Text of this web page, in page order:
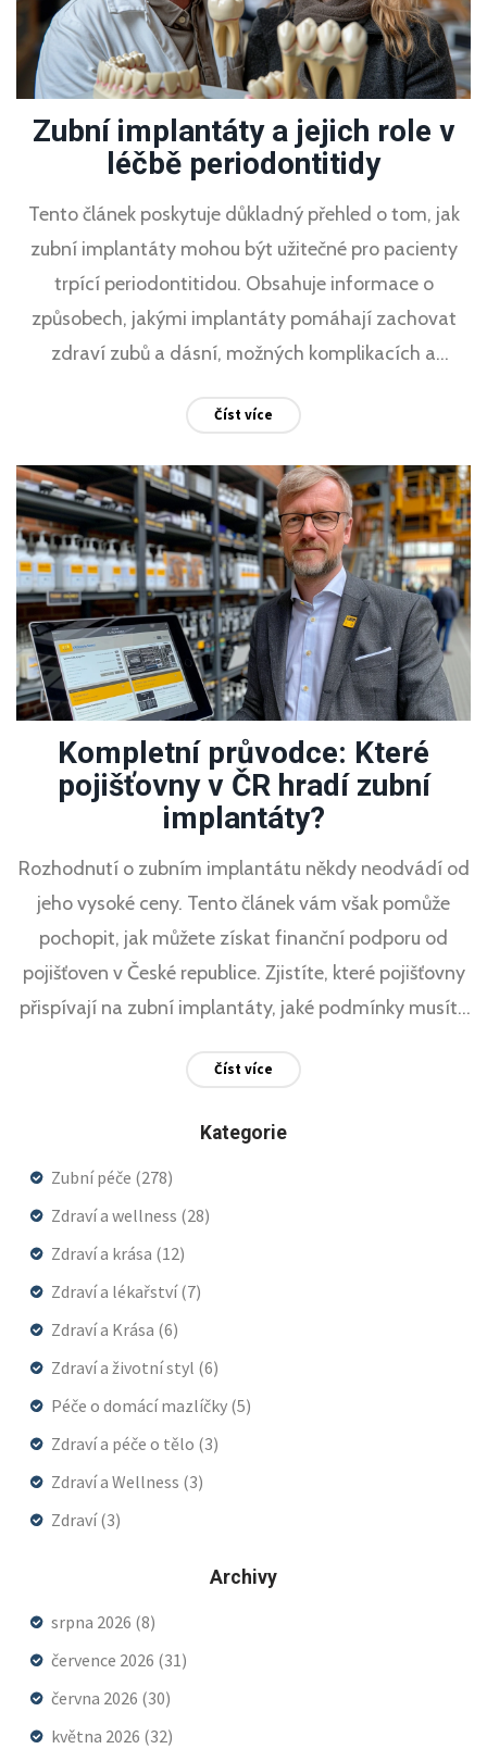
Zubní implantáty a jejich role v
léčbě periodontitidy
Tento článek poskytuje důkladný přehled o tom, jak
zubní implantáty mohou být užitečné pro pacienty
trpící periodontitidou. Obsahuje informace o
způsobech, jakými implantáty pomáhají zachovat
zdraví zubů a dásní, možných komplikacích a
předcházet ztrátě kostní hmoty a jak implantáty
Číst více
Kompletní průvodce: Které
pojišťovny v ČR hradí zubní
implantáty?
Rozhodnutí o zubním implantátu někdy neodvádí od
jeho vysoké ceny. Tento článek vám však pomůže
pochopit, jak můžete získat finanční podporu od
pojišťoven v České republice. Zjistíte, které pojišťovny
přispívají na zubní implantáty, jaké podmínky musíte
nejefektivněji. V přehledné formě vám nabízí velmi
zubního implantátu.
Číst více
Kategorie
Zubní péče (278)
Zdraví a wellness (28)
Zdraví a krása (12)
Zdraví a lékařství(7)
Zdraví a Krása (6)
Zdraví a životní styl (6)
Péče o domácí mazlíčky (5)
Zdraví a péče o tělo (3)
Zdraví a Wellness (3)
Zdraví(3)
Archivy
srpna 2026 (8)
července 2026 (31)
června 2026 (30)
května 2026 (32)